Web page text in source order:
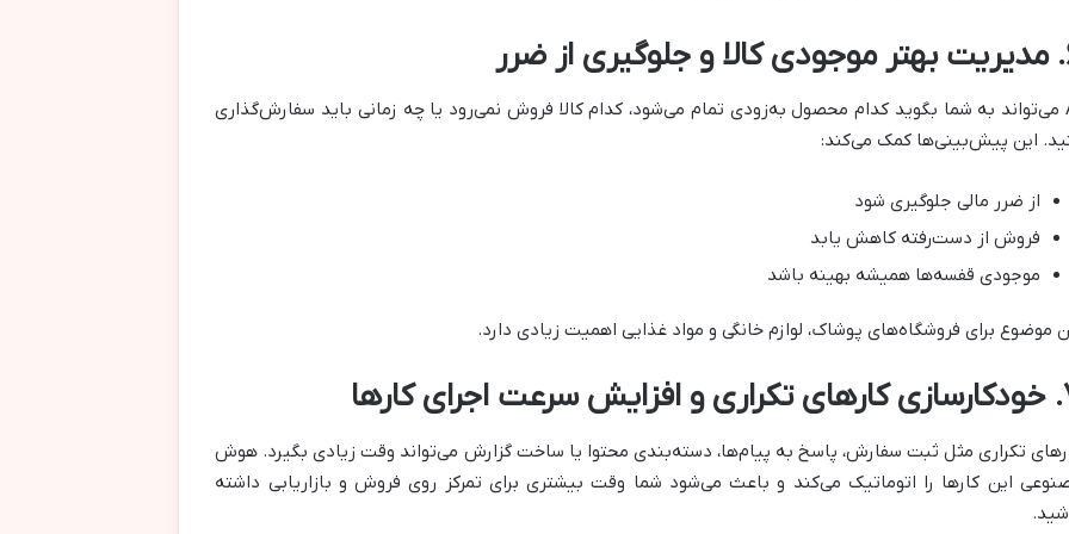
ضرر
AI می‌تواند به شما بگوید کدام محصول به‌زودی تمام می‌شود، کدام کالا فروش نمی‌رود یا چه زمانی باید سفارش‌گذاری
این پیش‌بینی‌ها کمک می‌کند:
از ضرر مالی جلوگیری شود
فروش از دست‌رفته کاهش یابد
موجودی قفسه‌ها همیشه بهینه باشد
موضوع برای فروشگاه‌های پوشاک، لوازم خانگی و مواد غذایی اهمیت زیادی دارد.
کارها
تکراری مثل ثبت سفارش، پاسخ به پیام‌ها، دسته‌بندی محتوا یا ساخت گزارش می‌تواند وقت زیادی بگیرد. هوش
این کارها را اتوماتیک می‌کند و باعث می‌شود شما وقت بیشتری برای تمرکز روی فروش و بازاریابی داشته